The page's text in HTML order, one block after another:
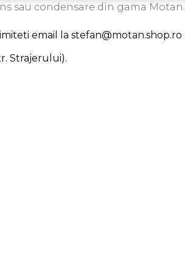
sau condensare din gama Motan.
email la stefan@motan.shop.ro
Strajerului).